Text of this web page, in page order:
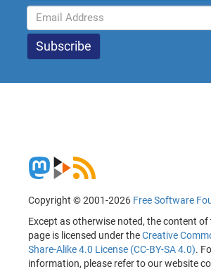
Copyright © 2001-2026 Free Software
Except as otherwise noted, the content
page is licensed under theCreative
Share-Alike 4.0 License (CC-BY-SA 4.0).
information, please refer to our website